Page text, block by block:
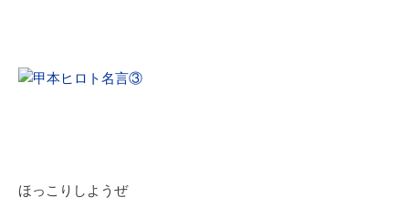
ほっこりしようぜ